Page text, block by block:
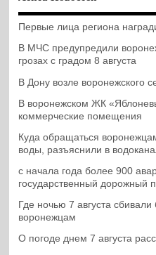
Первые лица региона
В МЧС предупредили
грозах с градом 8 августа
В Дону возле воронежского
В воронежском ЖК
коммерческие помещения
Куда обращаться
воды, разъяснили в
с начала года более 900
государственный дорожный
Где ночью 7 августа
воронежцам
О погоде днем 7 августа